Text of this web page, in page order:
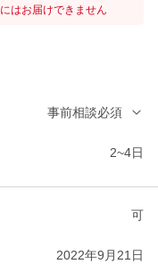
はお届けできません
事前相談必須
2~4日
可
2022年9月21日